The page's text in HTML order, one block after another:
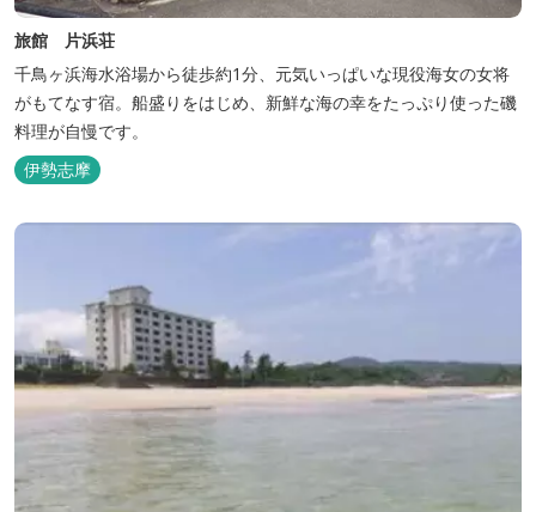
旅館 片浜荘
千鳥ヶ浜海水浴場から徒歩約1分、元気いっぱいな現役海女の女将
がもてなす宿。船盛りをはじめ、新鮮な海の幸をたっぷり使った磯
料理が自慢です。
伊勢志摩